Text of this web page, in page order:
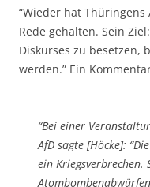
“Wieder hat
Rede gehalten. Sein
Diskurses zu besetzen,
werden.” Ein
“Bei einer
AfD sagte [Höcke]:
ein